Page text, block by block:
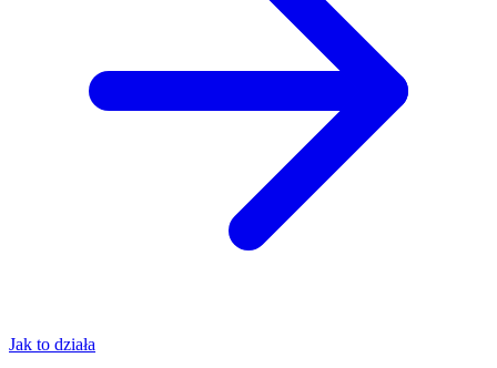
Jak to działa